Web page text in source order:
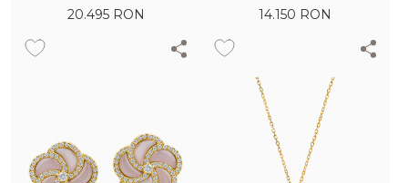
20.495 RON 14.150 RON